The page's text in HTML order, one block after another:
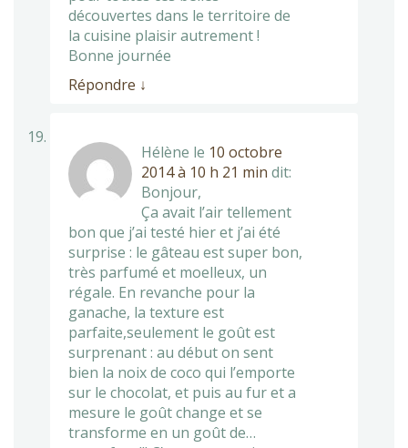
découvertes dans le territoire de
la cuisine plaisir autrement !
Bonne journée
Répondre ↓
Hélène le 10 octobre
2014 à 10 h 21 min dit:
Bonjour,
Ça avait l’air tellement
bon que j’ai testé hier et j’ai été
surprise : le gâteau est super bon,
très parfumé et moelleux, un
régale. En revanche pour la
ganache, la texture est
parfaite,seulement le goût est
surprenant : au début on sent
bien la noix de coco qui l’emporte
sur le chocolat, et puis au fur et a
mesure le goût change et se
transforme en un goût de…